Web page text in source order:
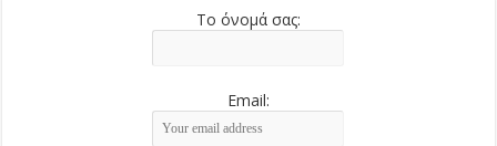
Το όνομά σας:
Email: